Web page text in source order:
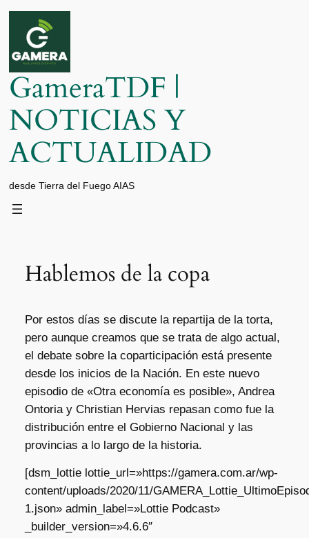
Saltar
contenido
GameraTDF |
NOTICIAS Y
ACTUALIDAD
desde Tierra del Fuego AIAS
Hablemos de la copa
Por estos días se discute la repartija de la torta,
pero aunque creamos que se trata de algo actual,
el debate sobre la coparticipación está presente
desde los inicios de la Nación. En este nuevo
episodio de «Otra economía es posible», Andrea
Ontoria y Christian Hervias repasan como fue la
distribución entre el Gobierno Nacional y las
provincias a lo largo de la historia.
[dsm_lottie lottie_url=»https://gamera.com.ar/wp-
content/uploads/2020/11/
1.json» admin_label=»Lottie Podcast»
_builder_version=»4.6.6″